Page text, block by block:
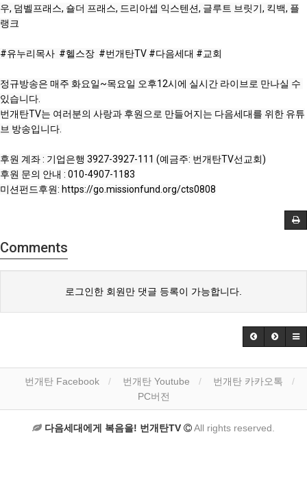
우, 덤벨프래스, 숄더 프래스, 드리아셉 익스텐션, 글루트 브릿기, 킥백, 플
랭크
#유누리목사 #헬스장 #번개탄TV​​ #다음세대 #교회
정규방송은 매주 화요일~목요일 오후12시에 실시간 라이브로 만나실 수
있습니다.
번개탄TV는 여러분의 사랑과 후원으로 만들어지는 다음세대를 위한 유튜
브 방송입니다.
후원 계좌 : 기업은행 3927-3927-111 (예금주: 번개탄TV선교회)
후원 문의 안내 : 010-4907-1183
미션펀드후원: https://go.missionfund.org/cts0808
Comments
로그인한 회원만 댓글 등록이 가능합니다.
번개탄 Facebook 번개탄 Youtube
번개탄 카카오톡
PC버전
다음세대에게 복음을! 번개탄TV All rights reserved.